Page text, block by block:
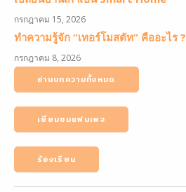
กรกฎาคม 15, 2026
ทำความรู้จัก “เทอร์โมสตัท” คืออะไร ?
กรกฎาคม 8, 2026
อ่านบทความทั้งหมด
เยี่ยมชมแฟนเพจ
ร้องเรียน